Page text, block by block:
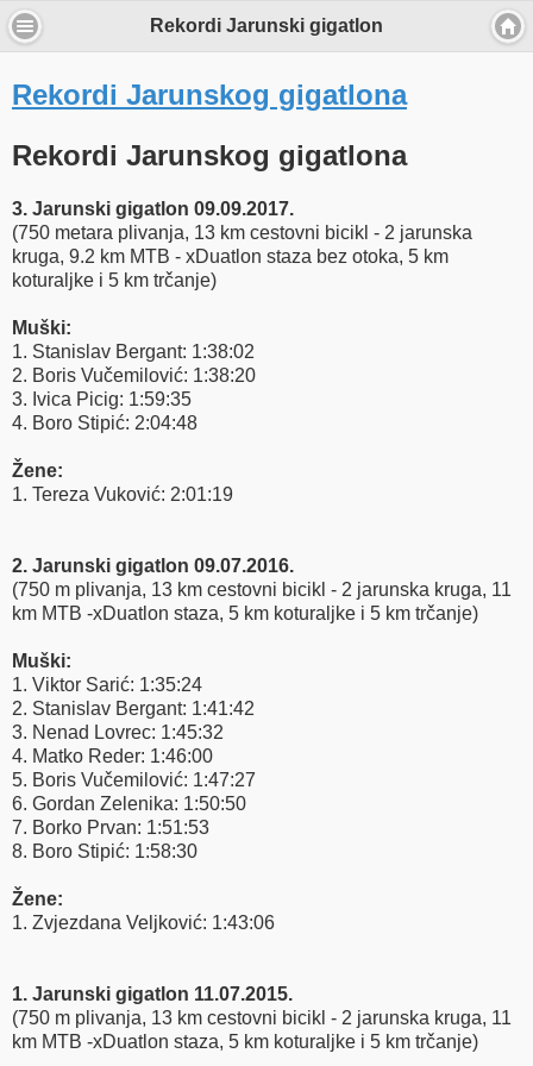
Rekordi Jarunski gigatlon
Rekordi Jarunskog gigatlona
Rekordi Jarunskog gigatlona
3. Jarunski gigatlon 09.09.2017.
(750 metara plivanja, 13 km cestovni bicikl - 2 jarunska
kruga, 9.2 km MTB - xDuatlon staza bez otoka, 5 km
koturaljke i 5 km trčanje)
Muški:
1. Stanislav Bergant: 1:38:02
2. Boris Vučemilović: 1:38:20
3. Ivica Picig: 1:59:35
4. Boro Stipić: 2:04:48
Žene:
1. Tereza Vuković: 2:01:19
2. Jarunski gigatlon 09.07.2016.
(750 m plivanja, 13 km cestovni bicikl - 2 jarunska kruga, 11
km MTB -xDuatlon staza, 5 km koturaljke i 5 km trčanje)
Muški:
1. Viktor Sarić: 1:35:24
2. Stanislav Bergant: 1:41:42
3. Nenad Lovrec: 1:45:32
4. Matko Reder: 1:46:00
5. Boris Vučemilović: 1:47:27
6. Gordan Zelenika: 1:50:50
7. Borko Prvan: 1:51:53
8. Boro Stipić: 1:58:30
Žene:
1. Zvjezdana Veljković: 1:43:06
1. Jarunski gigatlon 11.07.2015.
(750 m plivanja, 13 km cestovni bicikl - 2 jarunska kruga, 11
km MTB -xDuatlon staza, 5 km koturaljke i 5 km trčanje)